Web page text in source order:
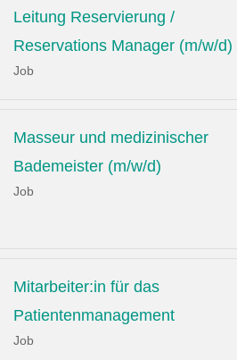
Leitung Reservierung /
Reservations Manager (m/w/d)
Job
Masseur und medizinischer
Bademeister (m/w/d)
Job
Mitarbeiter:in für das
Patientenmanagement
Job